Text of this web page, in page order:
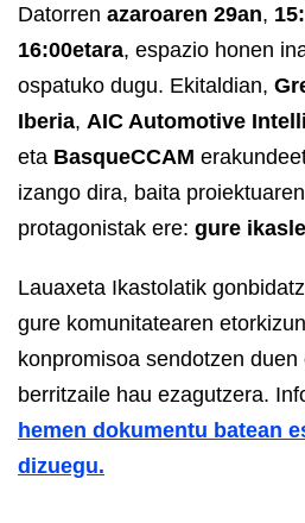
Datorren azaroaren 29an,
16:00etara, espazio honen
ospatuko dugu. Ekitaldian,
Iberia, AIC Automotive
eta BasqueCCAM
izango dira, baita
protagonistak ere: gure
Lauaxeta Ikastolatik
gure komunitatearen
konpromisoa sendotzen duen
berritzaile hau ezagutzera.
hemen dokumentu batean
dizuegu.